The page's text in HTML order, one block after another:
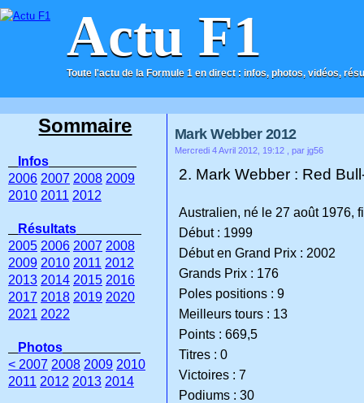
Actu F1
Toute l'actu de la Formule 1 en direct : infos, photos, vidéos,
ACCUEIL CONTACT
Mark Webber 2012
Mercredi 4 Avril 2012, 19:12 , par jg56
2. Mark Webber : Red
Australien, né le 27 août 1976,
Début : 1999
Début en Grand Prix : 2002
Grands Prix : 176
Poles positions : 9
Meilleurs tours : 13
Points : 669,5
Titres : 0
Victoires : 7
Podiums : 30
Sommaire
Infos
2006 2007 2008 2009
2010 2011 2012
Résultats
2005 2006 2007 2008
2009 2010 2011 2012
2013 2014 2015 2016
2017 2018 2019 2020
2021 2022
Photos
< 2007 2008 2009 2010
2011 2012 2013 2014